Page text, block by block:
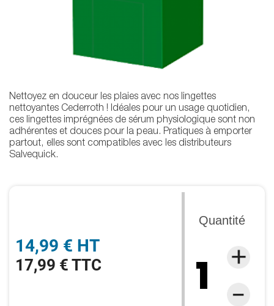
14,99 € HT
17,99 € TTC
Quantité
Nettoyez en douceur les plaies avec nos lingettes
nettoyantes Cederroth ! Idéales pour un usage quotidien,
ces lingettes imprégnées de sérum physiologique sont non
adhérentes et douces pour la peau. Pratiques à emporter
partout, elles sont compatibles avec les distributeurs
Salvequick.